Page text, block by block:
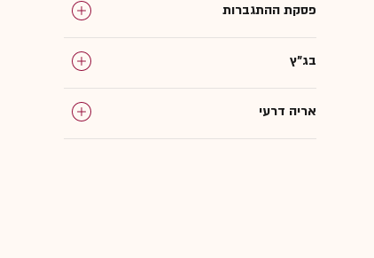
פסקת ההתגברות
בג"ץ
אריה דרעי